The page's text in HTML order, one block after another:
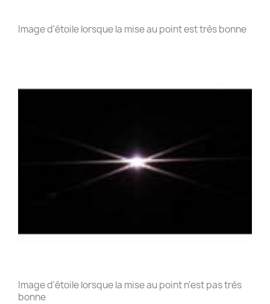
Image d'étoile lorsque la mise au point est très bonne
Image d'étoile lorsque la mise au point n'est pas très
bonne